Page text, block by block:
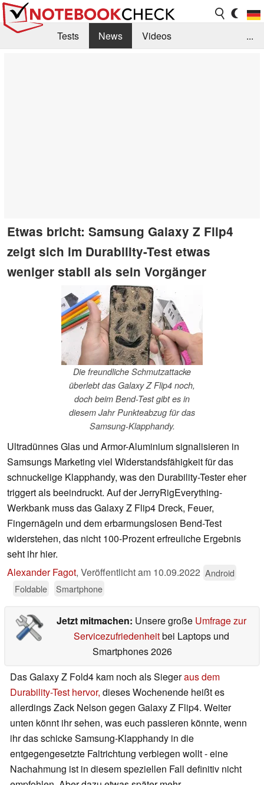
Tests News
Videos
...
Etwas bricht: Samsung Galaxy Z Flip4
zeigt sich im Durability-Test etwas
weniger stabil als sein Vorgänger
Die freundliche Schmutzattacke
überlebt das Galaxy Z Flip4 noch,
doch beim Bend-Test gibt es in
diesem Jahr Punkteabzug für das
Samsung-Klapphandy.
Ultradünnes Glas und Armor-Aluminium signalisieren in
Samsungs Marketing viel Widerstandsfähigkeit für das
schnuckelige Klapphandy, was den Durability-Tester eher
triggert als beeindruckt. Auf der JerryRigEverything-
Werkbank muss das Galaxy Z Flip4 Dreck, Feuer,
Fingernägeln und dem erbarmungslosen Bend-Test
widerstehen, das nicht 100-Prozent erfreuliche Ergebnis
seht ihr hier.
Alexander Fagot, Veröffentlicht am 10.09.2022 Android
Foldable
Smartphone
Jetzt mitmachen: Unsere große Umfrage zur
Servicezufriedenheitbei Laptops und
Smartphones 2026
Das Galaxy Z Fold4 kam noch als Siegeraus dem
Durability-Test hervor, dieses Wochenende heißt es
allerdings Zack Nelson gegen Galaxy Z Flip4. Weiter
unten könnt ihr sehen, was euch passieren könnte, wenn
ihr das schicke Samsung-Klapphandy in die
entgegengesetzte Faltrichtung verbiegen wollt - eine
Nachahmung ist in diesem speziellen Fall definitiv nicht